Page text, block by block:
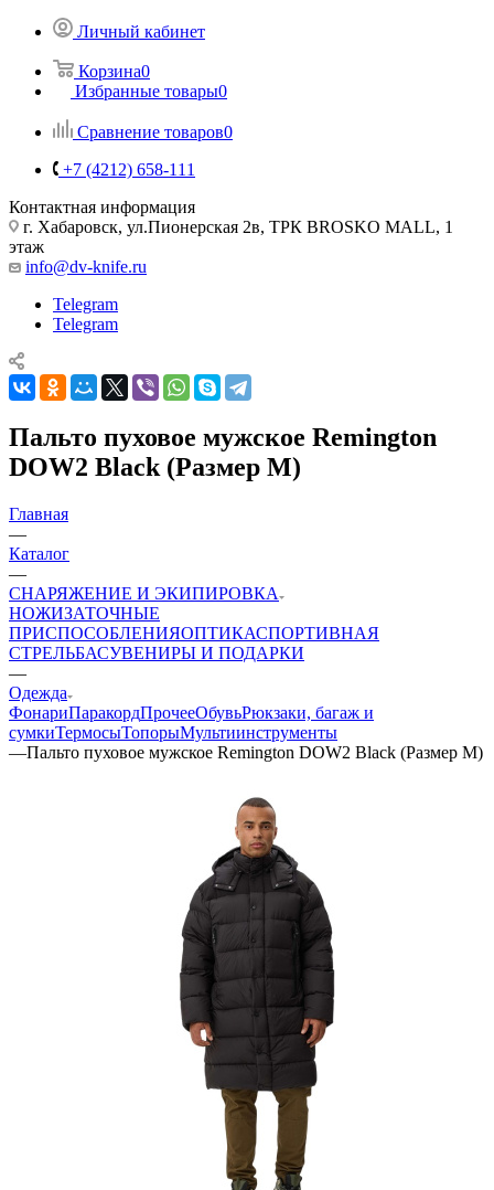
Личный кабинет
Корзина0
Избранные товары0
Сравнение товаров0
+7 (4212) 658-111
Контактная информация
г. Хабаровск, ул.Пионерская 2в, ТРК BROSKO MALL, 1
этаж
info@dv-knife.ru
Telegram
Telegram
Пальто пуховое мужское Remington
DOW2 Black (Размер M)
Главная
—
Каталог
—
СНАРЯЖЕНИЕ И ЭКИПИРОВКА
НОЖИЗАТОЧНЫЕ
ПРИСПОСОБЛЕНИЯОПТИКАСПОРТИВНАЯ
СТРЕЛЬБАСУВЕНИРЫ И ПОДАРКИ
—
Одежда
ФонариПаракордПрочееОбувьРюкзаки, багаж и
сумкиТермосыТопорыМультиинструменты
—Пальто пуховое мужское Remington DOW2 Black (Размер M)